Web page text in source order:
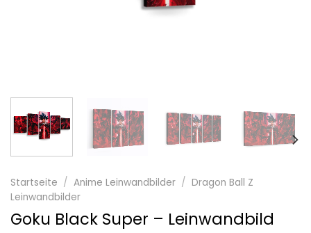
Startseite / Anime Leinwandbilder / Dragon Ball Z
Leinwandbilder
Goku Black Super – Leinwandbild